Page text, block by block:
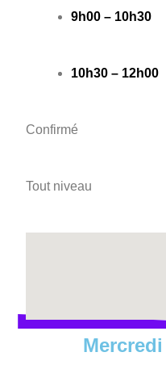
9h00 – 10h30
10h30 – 12h00
Confirmé
Tout niveau